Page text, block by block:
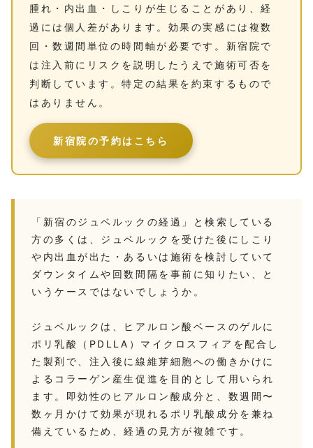
腫れ・内出血・しこりが生じることがあり、経
過には個人差があります。効果の実感には複数
回・数週間単位の時間軸が必要です。新宿院で
は注入前にリスクを説明したうえで施術可否を
判断しています。特定の結果を約束するもので
はありません。
新宿院の予約はこちら
「新宿のジュベルックの経過」と検索している
方の多くは、ジュベルックを受けた後にしこり
や内出血が出た・あるいは施術を検討していて
ダウンタイムや回数間隔を事前に知りたい、と
いうケースではないでしょうか。
ジュベルックは、ヒアルロン酸ベースのゲルに
ポリ乳酸（PDLLA）マイクロスフィアを配合し
た製剤で、注入後に線維芽細胞への働きかけに
よるコラーゲン産生促進を目的として用いられ
ます。即効性のヒアルロン酸成分と、数週間〜
数ヶ月かけて効果が現れるポリ乳酸成分を兼ね
備えているため、経過の見方が複雑です。